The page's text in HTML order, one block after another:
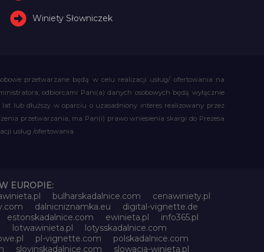
Winiety Słowniczek
przetwarzane będą w celu realizacji usług/ ofertowania na
odbiorcami Pani(a) danych osobowych będą wyłącznie
lub dłuższy w oparciu o uzasadniony interes realizowany przez
przetwarzania, ma Pan(i) prawo wniesienia skargi do Prezesa
usług /ofertowania.
EUROPIE:
bulharskadalnice.com
cenawiniety.pl
dalnicniznamka.eu
digital-vignette.de
estonskadalnice.com ewinieta.pl
info365.pl
lotwawinieta.pl
lotysskadalnice.com
pl-vignette.com
polskadalnice.com
slovinskadalnice.com slowacja-winieta.pl